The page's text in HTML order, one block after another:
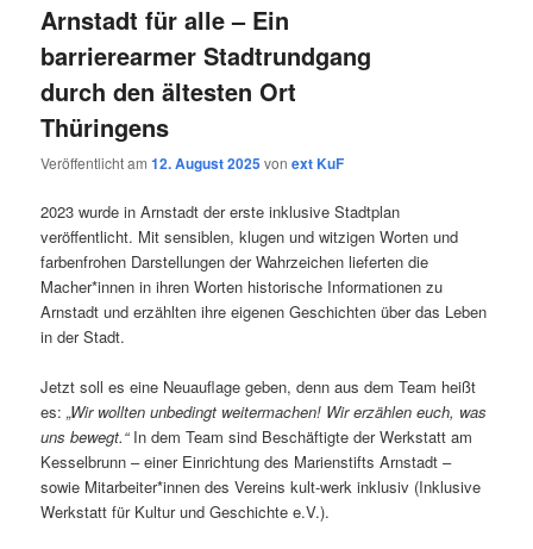
Arnstadt für alle – Ein
barrierearmer Stadtrundgang
durch den ältesten Ort
Thüringens
Veröffentlicht am12. August 2025vonext KuF
2023 wurde in Arnstadt der erste inklusive Stadtplan
veröffentlicht. Mit sensiblen, klugen und witzigen Worten und
farbenfrohen Darstellungen der Wahrzeichen lieferten die
Macher*innen in ihren Worten historische Informationen zu
Arnstadt und erzählten ihre eigenen Geschichten über das Leben
in der Stadt.
Jetzt soll es eine Neuauflage geben, denn aus dem Team heißt
es:„Wir wollten unbedingt weitermachen! Wir erzählen euch, was
uns bewegt.“ In dem Team sind Beschäftigte der Werkstatt am
Kesselbrunn – einer Einrichtung des Marienstifts Arnstadt –
sowie Mitarbeiter*innen des Vereins kult-werk inklusiv (Inklusive
Werkstatt für Kultur und Geschichte e.V.).